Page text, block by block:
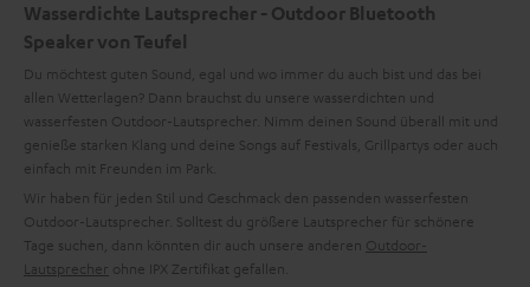
Wasserdichte Lautsprecher - Outdoor Bluetooth
Speaker von Teufel
Du möchtest guten Sound, egal und wo immer du auch bist und das bei
allen Wetterlagen? Dann brauchst du unsere wasserdichten und
wasserfesten Outdoor-Lautsprecher. Nimm deinen Sound überall mit und
genieße starken Klang und deine Songs auf Festivals, Grillpartys oder auch
einfach mit Freunden im Park.
Wir haben für jeden Stil und Geschmack den passenden wasserfesten
Outdoor-Lautsprecher. Solltest du größere Lautsprecher für schönere
Tage suchen, dann könnten dir auch unsere anderen Outdoor-
Lautsprecher ohne IPX Zertifikat gefallen.